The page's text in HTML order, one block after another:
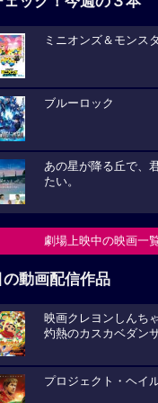
ミニオンズ＆モンス
ブルーロック
あの星が降る丘で、
たい。
劇場上映中の映画一
の動画配信作品
映画クレヨンしんち
灼熱のカスカベダン
プロジェクト・ヘイ